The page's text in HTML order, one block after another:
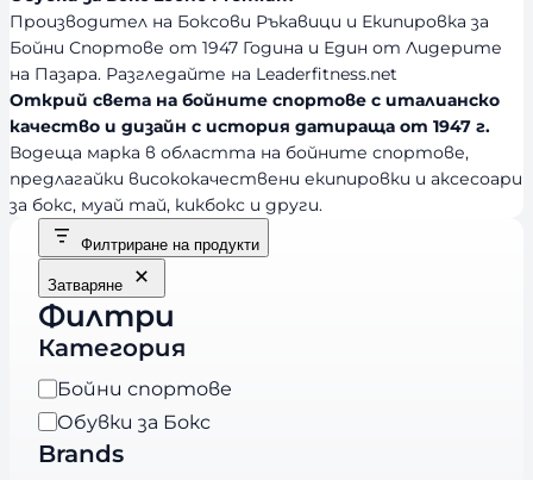
Производител на Боксови Ръкавици и Екипировка за
Бойни Спортове от 1947 Година и Един от Лидерите
на Пазара. Разгледайте на Leaderfitness.net
Открий света на бойните спортове с италианско
качество и дизайн с история датираща от 1947 г.
Водеща марка в областта на бойните спортове,
предлагайки висококачествени екипировки и аксесоари
за бокс, муай тай, кикбокс и други.
Филтриране на продукти
Затваряне
Филтри
Категория
К
а
т
Бойни спортове
Обувки за Бокс
Brands